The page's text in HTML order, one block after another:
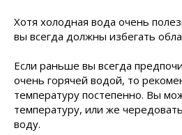
Хотя холодная вода очень
вы всегда должны избегать
Если раньше вы всегда
очень горячей водой, то
температуру постепенно. Вы
температуру, или же
воду.